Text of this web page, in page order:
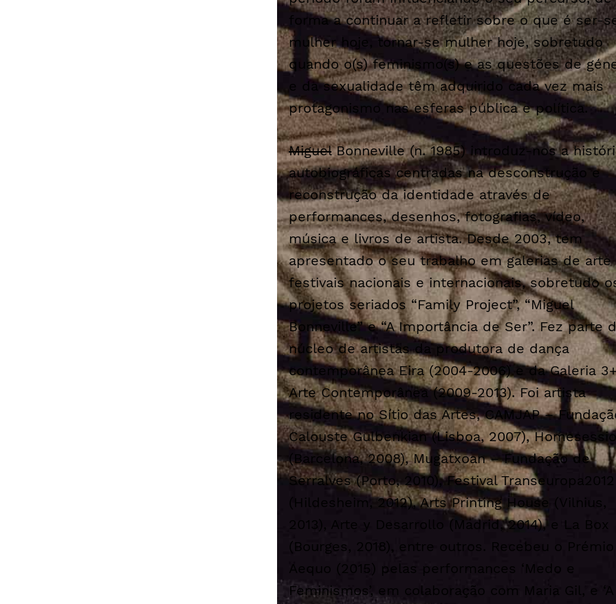
forma a continuar a refletir sobre o que é ser-
mulher hoje, tornar-se mulher hoje, sobretudo
quando o(s) feminismo(s) e as questões de
e da sexualidade têm adquirido cada vez mais
protagonismo nas esferas pública e política.
MiguelBonneville (n. 1985) introduz-nos a
autobiográficas centradas na desconstrução e
reconstrução da identidade através de
performances, desenhos, fotografias, vídeo,
música e livros de artista. Desde 2003, tem
apresentado o seu trabalho em galerias de arte
festivais nacionais e internacionais, sobretudo
projetos seriados “Family Project”, “Miguel
Bonneville” e “A Importância de Ser”. Fez parte
núcleo de artistas da produtora de dança
contemporânea Eira (2004-2006) e da Galeria
Arte Contemporânea (2009-2013). Foi artista
residente no Sítio das Artes, CAMJAP –
Calouste Gulbenkian (Lisboa, 2007),
(Barcelona, 2008), Mugatxoan – Fundação de
Serralves (Porto, 2010), Festival Transeuropa2012
(Hildesheim, 2012), Arts Printing House (Vilnius,
2013), Arte y Desarrollo (Madrid, 2014), e La Box
(Bourges, 2018), entre outros. Recebeu o
Aequo (2015) pelas performances ‘Medo e
Feminismos’, em colaboração com Maria Gil, e ‘A